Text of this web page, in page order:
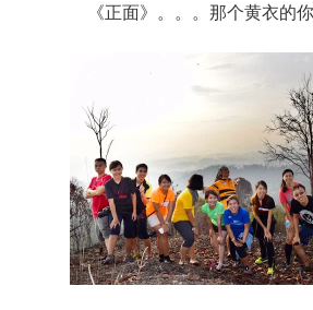
《正面》。。。那个黄衣的